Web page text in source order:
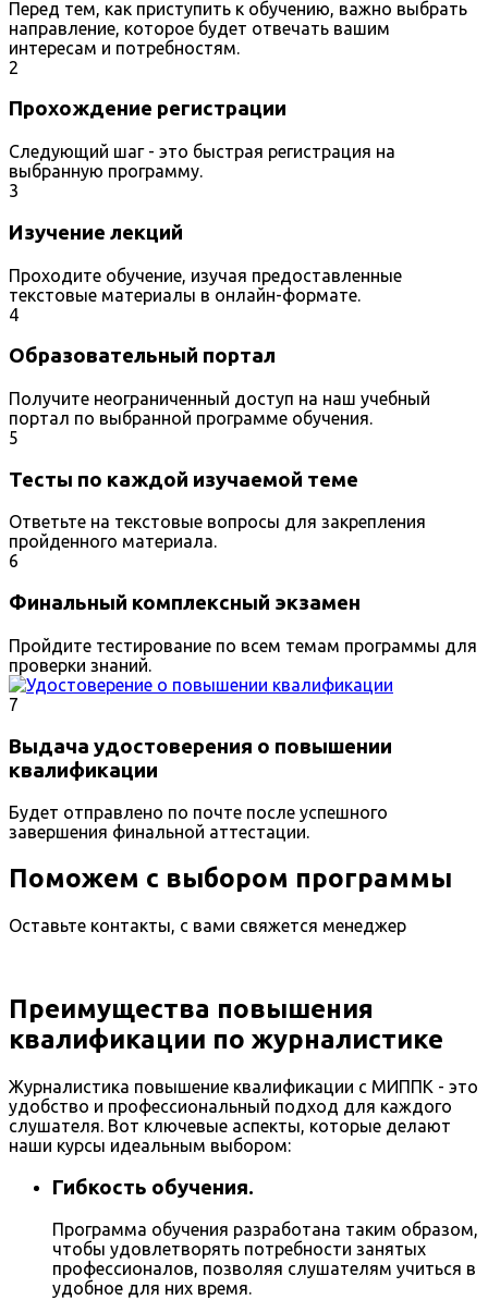
Перед тем, как приступить к обучению, важно выбрать
направление, которое будет отвечать вашим
интересам и потребностям.
2
Прохождение регистрации
Следующий шаг - это быстрая регистрация на
выбранную программу.
3
Изучение лекций
Проходите обучение, изучая предоставленные
текстовые материалы в онлайн-формате.
4
Образовательный портал
Получите неограниченный доступ на наш учебный
портал по выбранной программе обучения.
5
Тесты по каждой изучаемой теме
Ответьте на текстовые вопросы для закрепления
пройденного материала.
6
Финальный комплексный экзамен
Пройдите тестирование по всем темам программы для
проверки знаний.
7
Выдача удостоверения о повышении
квалификации
Будет отправлено по почте после успешного
завершения финальной аттестации.
Поможем с выбором программы
Оставьте контакты, с вами свяжется менеджер
Преимущества повышения
квалификации по журналистике
Журналистика повышение квалификации с МИППК - это
удобство и профессиональный подход для каждого
слушателя. Вот ключевые аспекты, которые делают
наши курсы идеальным выбором:
Гибкость обучения.
Программа обучения разработана таким образом,
чтобы удовлетворять потребности занятых
профессионалов, позволяя слушателям учиться в
удобное для них время.